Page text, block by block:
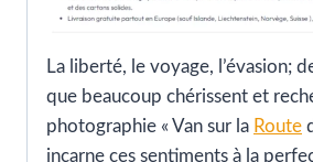
La liberté, le voyage, l’évasion;
que beaucoup chérissent et
photographie « Van sur la Route
incarne ces sentiments à la